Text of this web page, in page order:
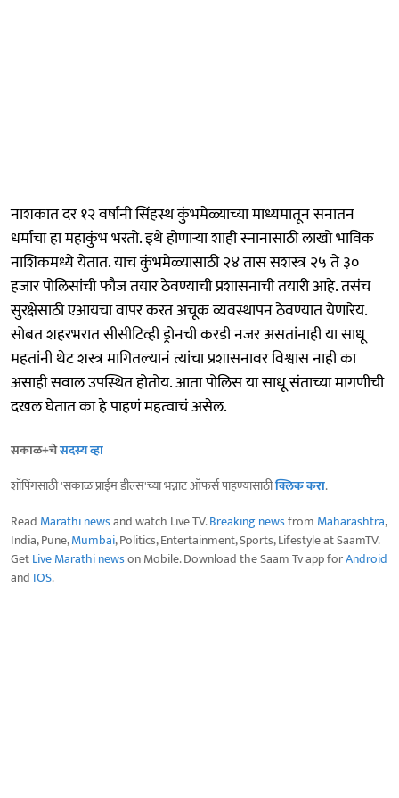
नाशकात दर १२ वर्षांनी सिंहस्थ कुंभमेळ्याच्या माध्यमातून सनातन
धर्माचा हा महाकुंभ भरतो. इथे होणाऱ्या शाही स्नानासाठी लाखो भाविक
नाशिकमध्ये येतात. याच कुंभमेळ्यासाठी २४ तास सशस्त्र २५ ते ३०
हजार पोलिसांची फौज तयार ठेवण्याची प्रशासनाची तयारी आहे. तसंच
सुरक्षेसाठी एआयचा वापर करत अचूक व्यवस्थापन ठेवण्यात येणारेय.
सोबत शहरभरात सीसीटिव्ही ड्रोनची करडी नजर असतांनाही या साधू
महतांनी थेट शस्त्र मागितल्यानं त्यांचा प्रशासनावर विश्वास नाही का
असाही सवाल उपस्थित होतोय. आता पोलिस या साधू संताच्या मागणीची
दखल घेतात का हे पाहणं महत्वाचं असेल.
सकाळ+चेसदस्य व्हा
शॉपिंगसाठी 'सकाळ प्राईम डील्स'च्या भन्नाट ऑफर्स पाहण्यासाठीक्लिक करा.
Read Marathi newsand watch Live TV.Breaking newsfrom Maharashtra,
India, Pune,Mumbai, Politics, Entertainment, Sports, Lifestyle at SaamTV.
GetLive Marathi newson Mobile. Download the Saam Tv app forAndroid
and IOS.